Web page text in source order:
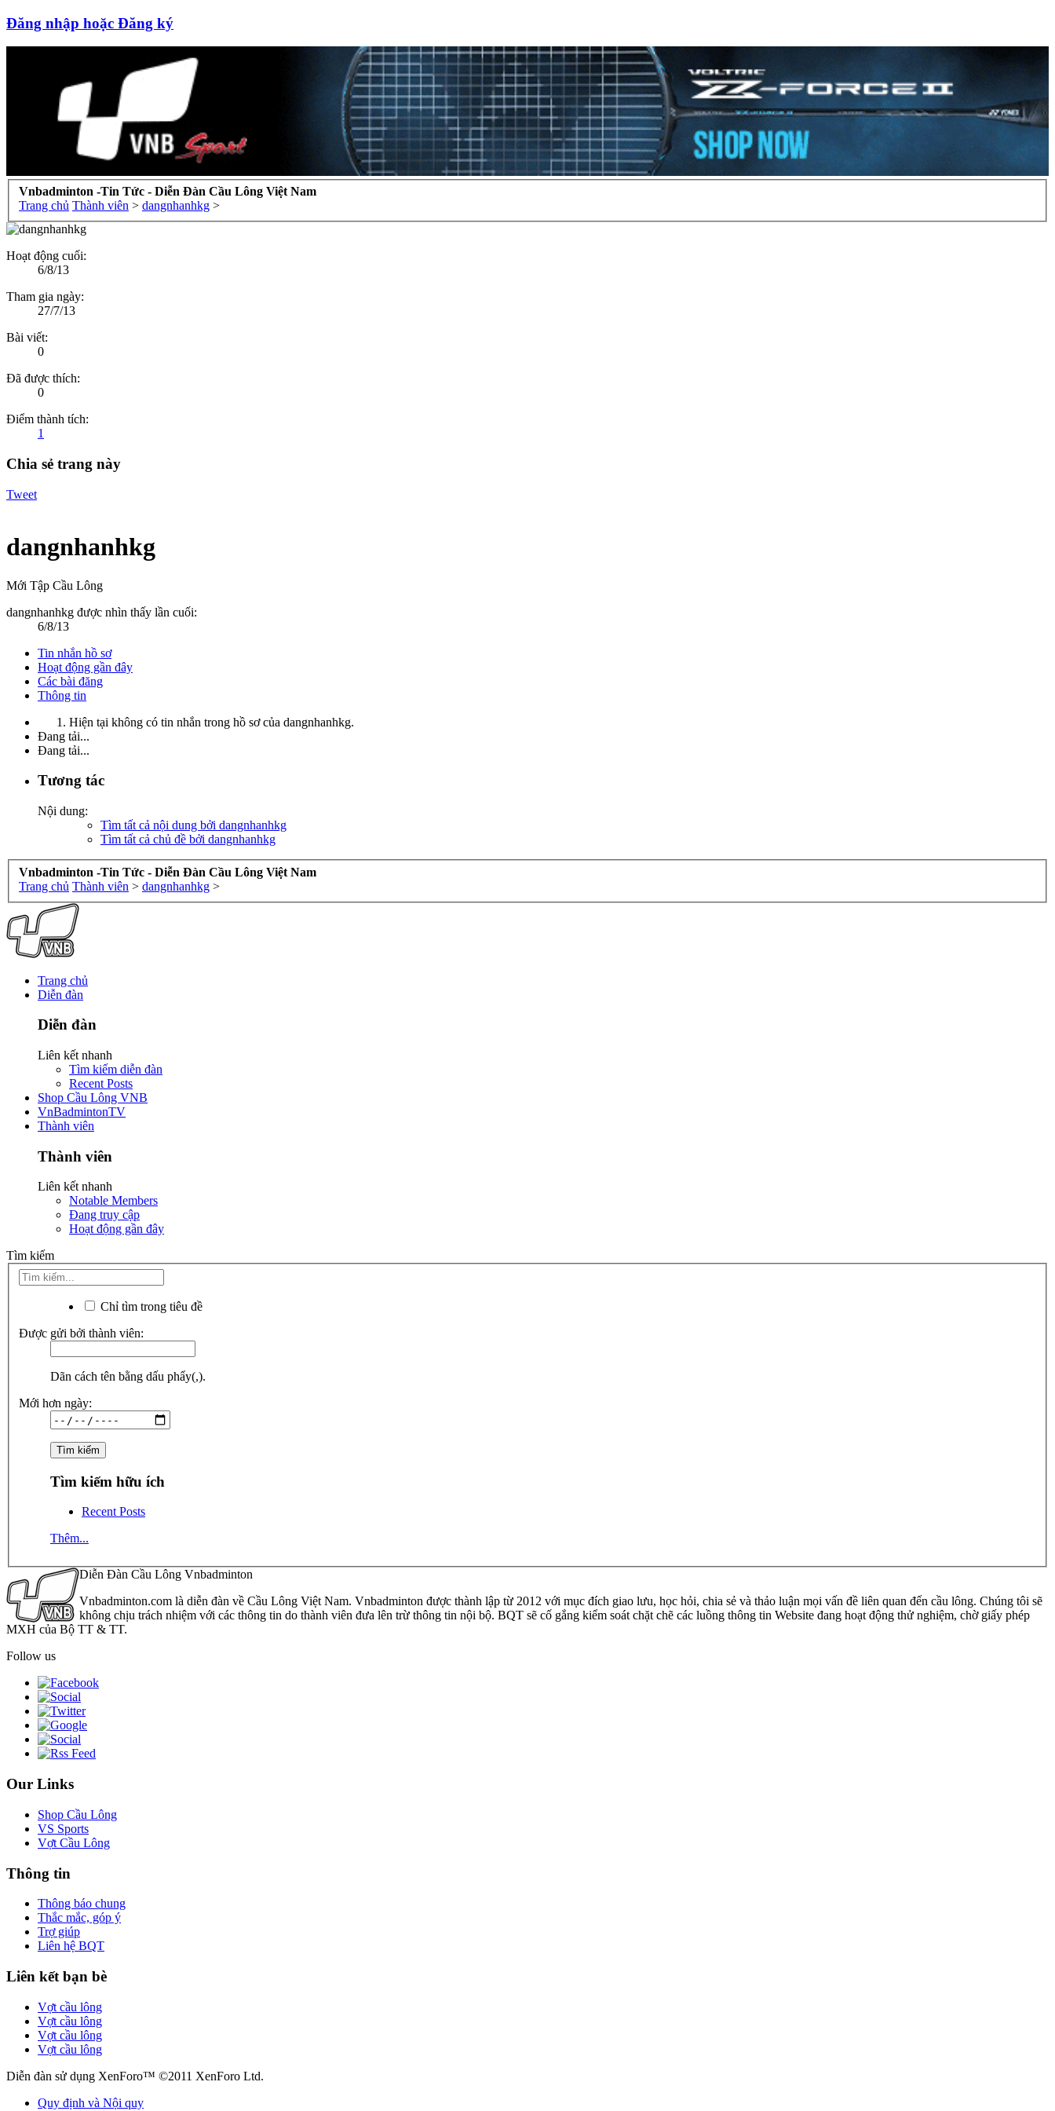
Đăng nhập hoặc Đăng ký
Vnbadminton -Tin Tức - Diễn Đàn Cầu Lông Việt Nam
Trang chủ Thành viên > dangnhanhkg >
Hoạt động cuối:
6/8/13
Tham gia ngày:
27/7/13
Bài viết:
0
Đã được thích:
0
Điểm thành tích:
1
Chia sẻ trang này
Tweet
dangnhanhkg
Mới Tập Cầu Lông
dangnhanhkg được nhìn thấy lần cuối:
6/8/13
Tin nhắn hồ sơ
Hoạt động gần đây
Các bài đăng
Thông tin
Hiện tại không có tin nhắn trong hồ sơ của dangnhanhkg.
Đang tải...
Đang tải...
Tương tác
Nội dung:
Tìm tất cả nội dung bởi dangnhanhkg
Tìm tất cả chủ đề bởi dangnhanhkg
Vnbadminton -Tin Tức - Diễn Đàn Cầu Lông Việt Nam
Trang chủ Thành viên > dangnhanhkg >
Trang chủ
Diễn đàn
Diễn đàn
Liên kết nhanh
Tìm kiếm diễn đàn
Recent Posts
Shop Cầu Lông VNB
VnBadmintonTV
Thành viên
Thành viên
Liên kết nhanh
Notable Members
Đang truy cập
Hoạt động gần đây
Tìm kiếm
Chỉ tìm trong tiêu đề
Được gửi bởi thành viên:
Dãn cách tên bằng dấu phẩy(,).
Mới hơn ngày:
Tìm kiếm hữu ích
Recent Posts
Thêm...
Diễn Đàn Cầu Lông Vnbadminton
Vnbadminton.com là diễn đàn về Cầu Lông Việt Nam. Vnbadminton được thành lập từ 2012 với mục đích giao lưu, học hỏi, chia sẻ và thảo luận mọi vấn đề liên quan đến cầu lông. Chúng tôi sẽ
không chịu trách nhiệm với các thông tin do thành viên đưa lên trừ thông tin nội bộ. BQT sẽ cố gắng kiểm soát chặt chẽ các luồng thông tin Website đang hoạt động thử nghiệm, chờ giấy phép
MXH của Bộ TT & TT.
Follow us
Our Links
Shop Cầu Lông
VS Sports
Vợt Cầu Lông
Thông tin
Thông báo chung
Thắc mắc, góp ý
Trợ giúp
Liên hệ BQT
Liên kết bạn bè
Vợt cầu lông
Vợt cầu lông
Vợt cầu lông
Vợt cầu lông
Diễn đàn sử dụng XenForo™ ©2011 XenForo Ltd.
Quy định và Nội quy